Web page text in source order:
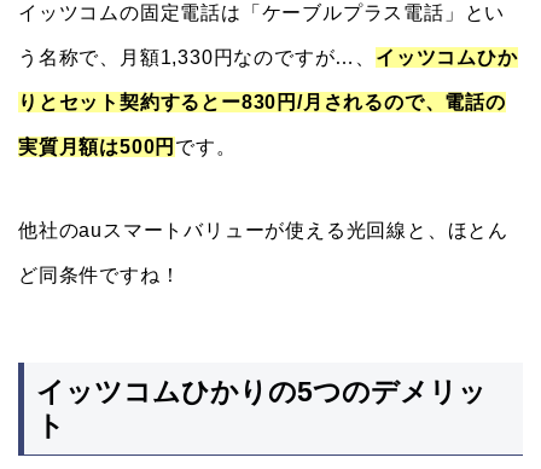
イッツコムの固定電話は「ケーブルプラス電話」とい
う名称で、月額1,330円なのですが…、 イッツコムひか
りとセット契約するとー830円/月されるので、電話の
実質月額は500円 です。
他社のauスマートバリューが使える光回線と、ほとん
ど同条件ですね！
イッツコムひかりの5つのデメリッ
ト